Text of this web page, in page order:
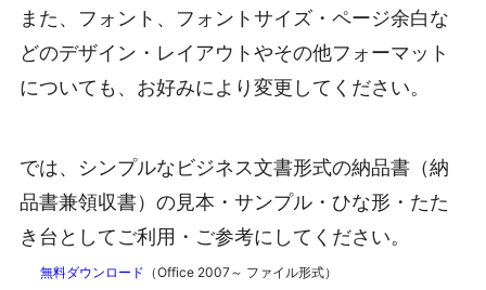
また、フォント、フォントサイズ・ページ余白な
どのデザイン・レイアウトやその他フォーマット
についても、お好みにより変更してください。
では、シンプルなビジネス文書形式の納品書（納
品書兼領収書）の見本・サンプル・ひな形・たた
き台としてご利用・ご参考にしてください。
無料ダウンロード （Office 2007～ ファイル形式）